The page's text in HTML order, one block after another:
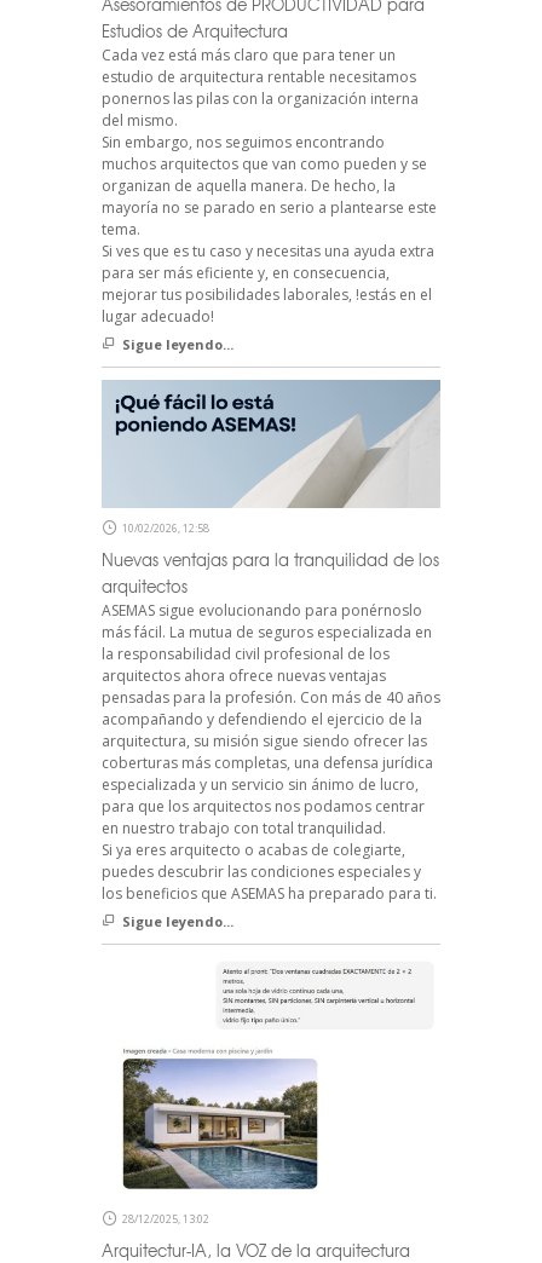
Estudios de Arquitectura
Cada vez está más claro que para tener un
estudio de arquitectura rentable necesitamos
ponernos las pilas con la organización interna
del mismo.
Sin embargo, nos seguimos encontrando
muchos arquitectos que van como pueden y se
organizan de aquella manera. De hecho, la
mayoría no se parado en serio a plantearse este
tema.
Si ves que es tu caso y necesitas una ayuda extra
para ser más eficiente y, en consecuencia,
mejorar tus posibilidades laborales, !estás en el
lugar adecuado!
Sigue leyendo...
10/02/2026, 12:58
Nuevas ventajas para la tranquilidad de los
arquitectos
ASEMAS sigue evolucionando para ponérnoslo
más fácil. La mutua de seguros especializada en
la responsabilidad civil profesional de los
arquitectos ahora ofrece nuevas ventajas
pensadas para la profesión. Con más de 40 años
acompañando y defendiendo el ejercicio de la
arquitectura, su misión sigue siendo ofrecer las
coberturas más completas, una defensa jurídica
especializada y un servicio sin ánimo de lucro,
para que los arquitectos nos podamos centrar
en nuestro trabajo con total tranquilidad.
Si ya eres arquitecto o acabas de colegiarte,
puedes descubrir las condiciones especiales y
los beneficios que ASEMAS ha preparado para ti.
Sigue leyendo...
28/12/2025, 13:02
Arquitectur-IA, la VOZ de la arquitectura